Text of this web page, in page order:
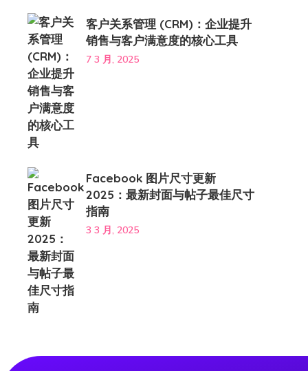
客户关系管理 (CRM)：企业提升
销售与客户满意度的核心工具
7 3 月, 2025
Facebook 图片尺寸更新
2025：最新封面与帖子最佳尺寸
指南
3 3 月, 2025